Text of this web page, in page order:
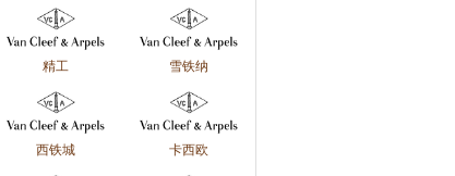
精工 雪铁纳
西铁城 卡西欧